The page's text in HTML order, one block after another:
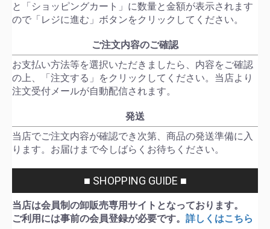
と「ショッピングカート」に数量と金額が表示されます
ので「レジに進む」ボタンをクリックしてください。
ご注文内容のご確認
お支払い方法等を選択いただきましたら、内容をご確認
の上、「注文する」をクリックしてください。当店より
注文受付メールが自動配信されます。
発送
当店でご注文内容が確認でき次第、商品の発送準備に入
ります。お届けまで今しばらくお待ちください。
■ SHOPPING GUIDE ■
当店は会員制の卸販売専用サイトとなっております。
ご利用には事前の会員登録が必要です。 詳しくはこちら